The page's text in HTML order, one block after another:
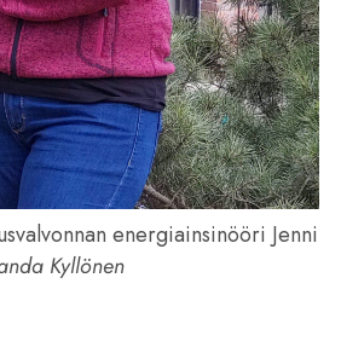
energiainsinööri Jenni
Kyllönen